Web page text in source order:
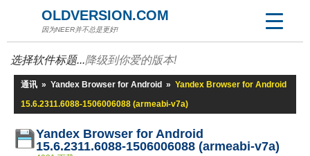
OLDVERSION.COM
因为NEER并不总是更好!
选择软件标题...降级到你爱的版本!
通讯 » Yandex Browser for Android » Yandex Browser for Android
15.6.2311.6088-1506006088 (armeabi-v7a)
Yandex Browser for Android
15.6.2311.6088-1506006088 (armeabi-v7a)